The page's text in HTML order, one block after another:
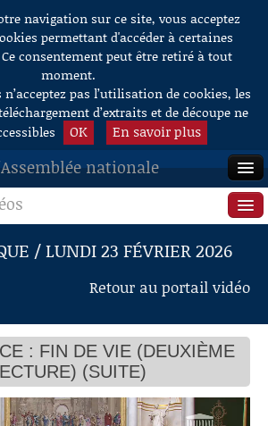
navigation sur ce site, vous acceptez
permettant d'accéder à certaines
consentement peut être retiré à tout
moment.
n’acceptez pas l’utilisation de cookies, les
d’extraits et de découpe ne
OK En savoir plus
nationale
Séance publique
au Gouvernement
Commissions
Présidence
Évènements
/ LUNDI 23 FÉVRIER 2026
Retour au portail vidéo
: FIN DE VIE (DEUXIÈME
(SUITE)